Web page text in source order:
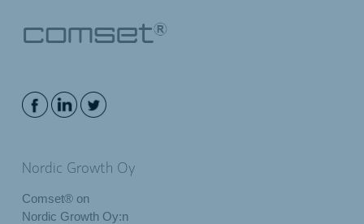
Nordic Growth Oy
Comset® on
Nordic Growth Oy:n